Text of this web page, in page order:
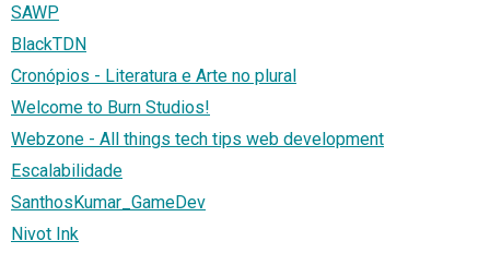
SAWP
BlackTDN
Cronópios - Literatura e Arte no plural
Welcome to Burn Studios!
Webzone - All things tech tips web development
Escalabilidade
SanthosKumar_GameDev
Nivot Ink